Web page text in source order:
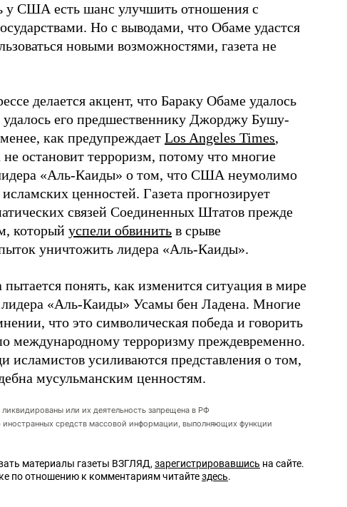
у США есть шанс улучшить отношения с
Но с выводами, что Обаме удастся
новыми возможностями, газета не
делается акцент, что Бараку Обаме удалось
удалось его предшественнику Джорджу Бушу-
как предупреждает Los Angeles Times,
остановит терроризм, потому что многие
«Аль-Каиды» о том, что США неумолимо
ценностей. Газета прогнозирует
связей Соединенных Штатов прежде
который успели обвинить в срыве
уничтожить лидера «Аль-Каиды».
пытается понять, как изменится ситуация в мире
«Аль-Каиды» Усамы бен Ладена. Многие
что это символическая победа и говорить
международному терроризму преждевременно.
исламистов усиливаются представления о том,
мусульманским ценностям.
или их деятельность запрещена в РФ
средств массовой информации, выполняющих функции
материалы газеты ВЗГЛЯД, зарегистрировавшись на сайте.
по отношению к комментариям читайтездесь.